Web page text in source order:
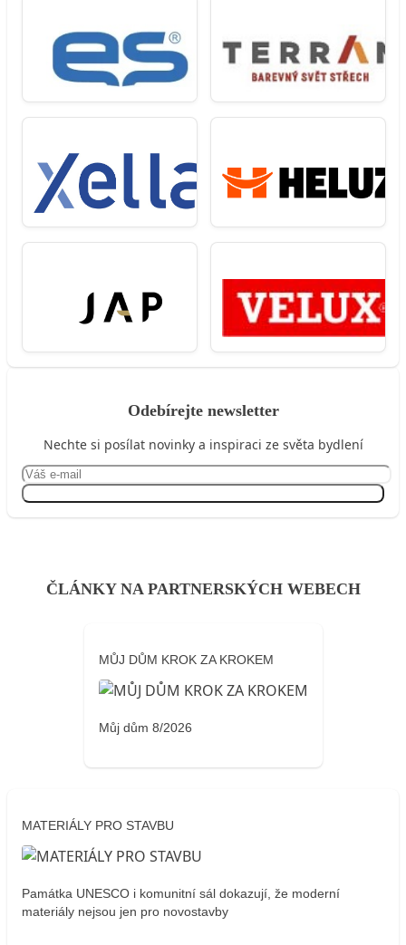
Odebírejte newsletter
Nechte si posílat novinky a inspiraci ze světa bydlení
ČLÁNKY NA PARTNERSKÝCH WEBECH
MŮJ DŮM KROK ZA KROKEM
Můj dům 8/2026
MATERIÁLY PRO STAVBU
Památka UNESCO i komunitní sál dokazují, že moderní
materiály nejsou jen pro novostavby